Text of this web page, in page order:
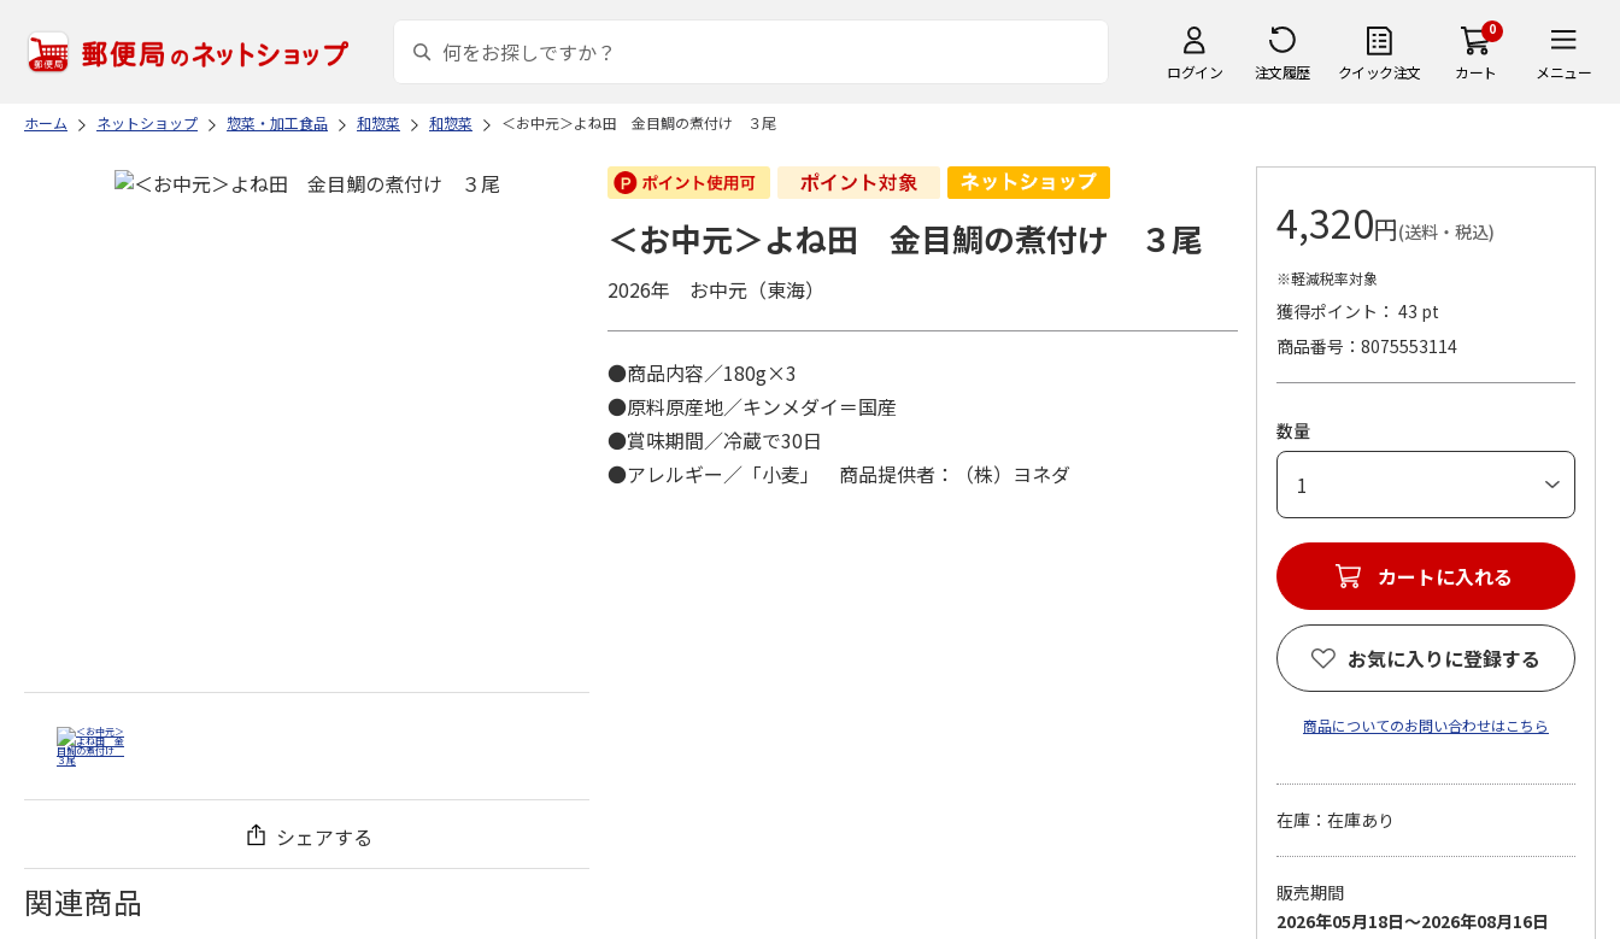
ログイン 注文履歴 クイック注文
0
カート メニュー
ホーム ネットショップ 惣菜・加工食品 和惣菜 和惣菜 ＜お中元＞よね田 金目鯛の煮付け ３尾
シェアする
関連商品
＜お中元＞よね田 金目鯛の煮付け ３尾
2026年 お中元（東海）
●商品内容／180g×3
●原料原産地／キンメダイ＝国産
●賞味期間／冷蔵で30日
●アレルギー／「小麦」 商品提供者：（株）ヨネダ
4,320円(送料・税込)
※軽減税率対象
獲得ポイント： 43 pt
商品番号
8075553114
数量
カートに入れる
お気に入りに登録する
商品についてのお問い合わせはこちら
在庫：在庫あり
販売期間
2026年05月18日～2026年08月16日